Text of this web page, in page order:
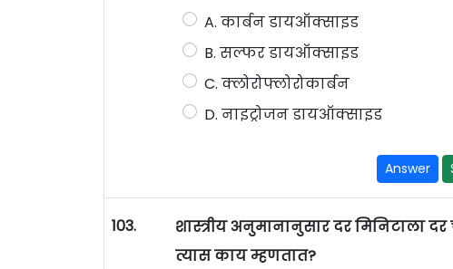
A. कार्बन डायऑक्साइड
B. सल्फर डायऑक्साइड
C. क्लोरोफ्लोरोकार्बन
D. नाइट्रोजन डायऑक्साइड
Answer
103.
शास्त्रीय अनुमानानुसार दर मिनिटाला
त्यास काय म्हणतात?